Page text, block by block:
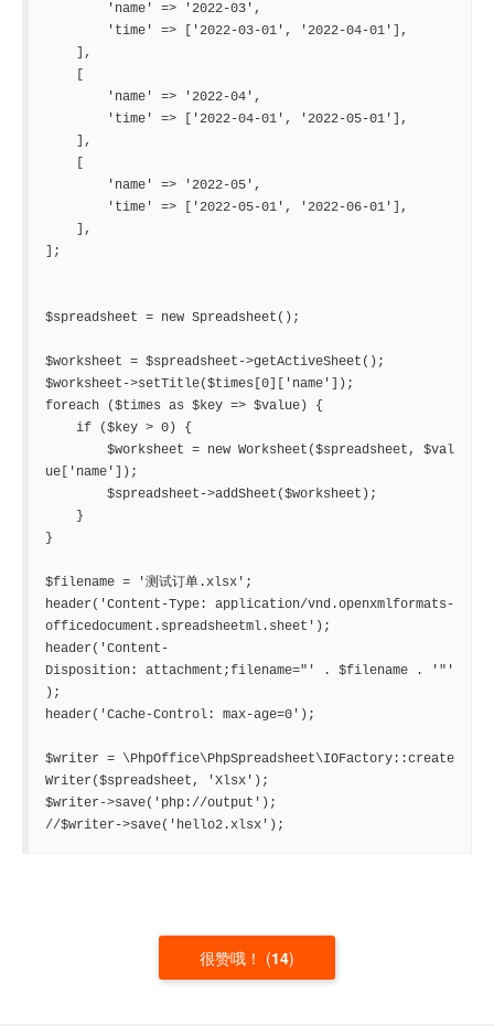
'name' => '2022-03',
'time' => ['2022-03-01', '2022-04-01'],
],
'name' => '2022-04',
'time' => ['2022-04-01', '2022-05-01'],
],
'name' => '2022-05',
'time' => ['2022-05-01', '2022-06-01'],
],
];
$spreadsheet = new Spreadsheet();
$worksheet = $spreadsheet->getActiveSheet();
$worksheet->setTitle($times[0]['name']);
foreach ($times as $key => $value) {
if ($key > 0) {
$worksheet = new Worksheet($spreadsheet, $val
ue['name']);
$spreadsheet->addSheet($worksheet);
}
}
$filename = '测试订单.xlsx';
header('Content-Type: application/vnd.openxmlformats-
officedocument.spreadsheetml.sheet');
header('Content-
Disposition: attachment;filename="' . $filename . '"'
);
header('Cache-Control: max-age=0');
$writer = \PhpOffice\PhpSpreadsheet\IOFactory::create
Writer($spreadsheet, 'Xlsx');
$writer->save('php://output');
//$writer->save('hello2.xlsx');
很赞哦！ (14)